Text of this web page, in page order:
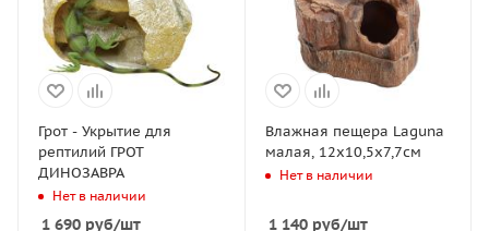
Грот - Укрытие для
рептилий ГРОТ
ДИНОЗАВРА
Нет в наличии
1 690 руб/шт
Влажная пещера Laguna
малая, 12x10,5x7,7см
Нет в наличии
1 140руб/шт